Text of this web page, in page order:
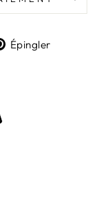
Épingler